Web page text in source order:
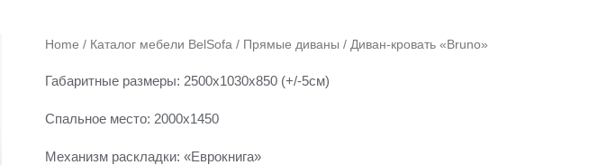
Home / Каталог мебели BelSofa / Прямые диваны / Диван-кровать «Bruno»
Габаритные размеры: 2500х1030х850 (+/-5см)
Спальное место: 2000х1450
Механизм раскладки: «Еврокнига»
Диван-
«Bruno»
quantity